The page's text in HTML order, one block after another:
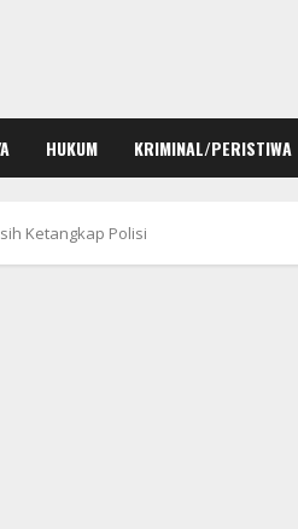
HUKUM KRIMINAL/PERISTIWA
Ketangkap Polisi